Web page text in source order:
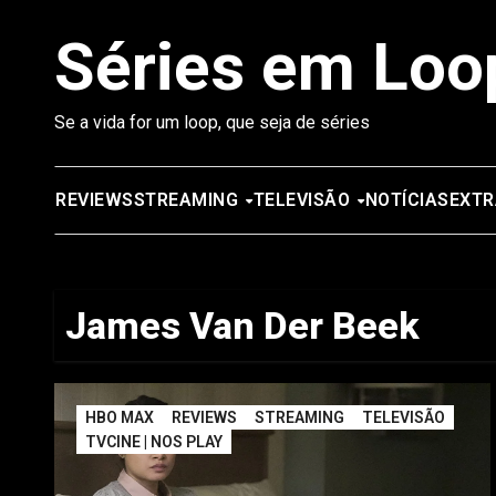
Séries em
Se a vida for um loop, que seja de séries
REVIEWSSTREAMING TELEVISÃO NOTÍCIAS
James Van Der Beek
HBO MAX REVIEWS STREAMING
TELEVISÃO
TVCINE | NOS PLAY